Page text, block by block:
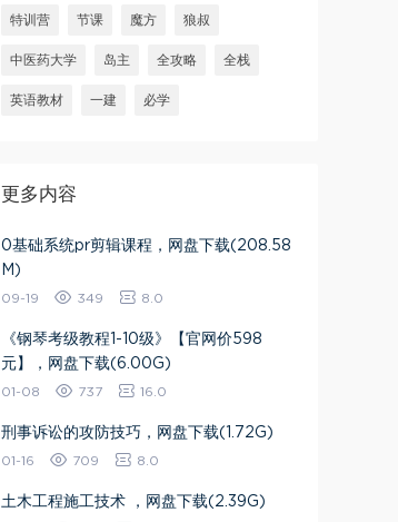
特训营 节课 魔方 狼叔
中医药大学 岛主 全攻略 全栈
英语教材 一建 必学
更多内容
0基础系统pr剪辑课程，网盘下载(208.58
M)
09-19 349 8.0
《钢琴考级教程1-10级》【官网价598
元】，网盘下载(6.00G)
01-08 737 16.0
刑事诉讼的攻防技巧，网盘下载(1.72G)
01-16 709 8.0
土木工程施工技术 ，网盘下载(2.39G)